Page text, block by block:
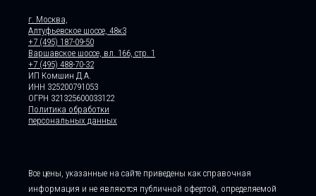
г. Москва,
Алтуфьевское шоссе, 48к3
+7 (495) 187-09-50
Варшавское шоссе, вл. 166, стр. 1
+7 (495) 488-70-32
ИП Комшин Д.А.
ИНН 325200791053
ОГРН 321325600033122
Политика обработки
персональных данных
Все цены, указанные на сайте приведены как справочная
информация и не являются публичной офертой, определяемой